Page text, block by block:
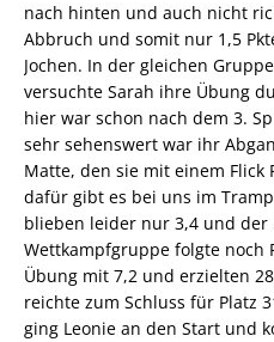
nach hinten und auch nicht
Abbruch und somit nur 1,5
Jochen. In der gleichen
versuchte Sarah ihre Übung
hier war schon nach dem 3.
sehr sehenswert war ihr
Matte, den sie mit einem Flick
dafür gibt es bei uns im
blieben leider nur 3,4 und der
Wettkampfgruppe folgte noch
Übung mit 7,2 und erzielten
reichte zum Schluss für Platz
ging Leonie an den Start und